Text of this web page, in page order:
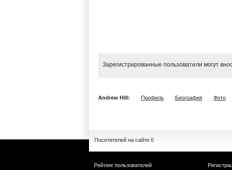
Зарегистрированные пользователи могут
Andrew Hill: Профиль Биография Фото
Посетителей на сайте 0
Рейтинг пользователей